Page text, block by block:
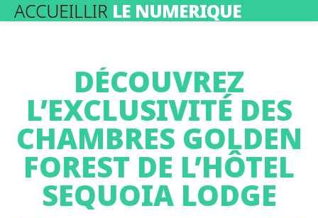
ACCUEILLIR LE NUMERIQUE
DÉCOUVREZ
L’EXCLUSIVITÉ DES
CHAMBRES GOLDEN
FOREST DE L’HÔTEL
SEQUOIA LODGE